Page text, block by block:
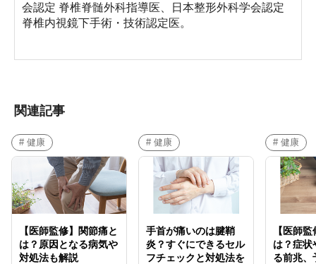
会認定 脊椎脊髄外科指導医、日本整形外科学会認定
脊椎内視鏡下手術・技術認定医。
関連記事
# 健康
【医師監修】関節痛と
は？原因となる病気や
対処法も解説
# 健康
手首が痛いのは腱鞘
炎？すぐにできるセル
フチェックと対処法を
# 健康
【医師
は？症状
る前兆、